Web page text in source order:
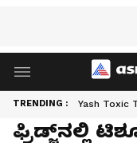
TRENDING : Yash Toxic
ಫ್ರಿಡ್ಜ್‌ನಲ್ಲಿ